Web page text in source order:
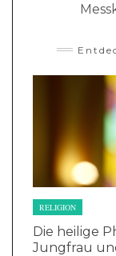
RELIGION
Die heilige
Jungfrau